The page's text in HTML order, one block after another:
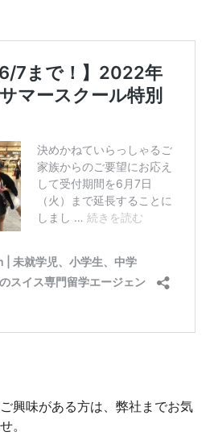
興味がある方は、弊社までお気
。